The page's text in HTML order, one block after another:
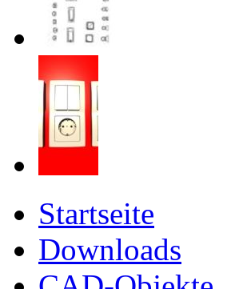
Startseite
Downloads